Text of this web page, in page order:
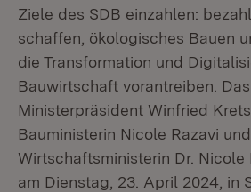
Ziele des SDB einzahlen:
schaffen, ökologisches Bauen
die Transformation und
Bauwirtschaft vorantreiben.
Ministerpräsident Winfried
Bauministerin Nicole Razavi und
Wirtschaftsministerin Dr.
am Dienstag, 23. April 2024, in